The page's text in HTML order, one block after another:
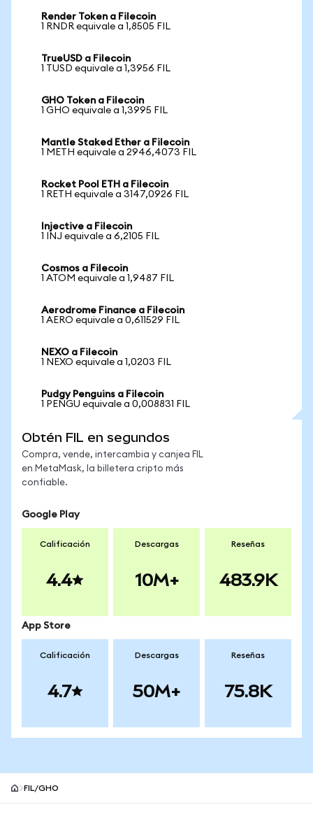
Render Token a Filecoin
1 RNDR equivale a 1,8505 FIL
TrueUSD a Filecoin
1 TUSD equivale a 1,3956 FIL
GHO Token a Filecoin
1 GHO equivale a 1,3995 FIL
Mantle Staked Ether a Filecoin
1 METH equivale a 2946,4073 FIL
Rocket Pool ETH a Filecoin
1 RETH equivale a 3147,0926 FIL
Injective a Filecoin
1 INJ equivale a 6,2105 FIL
Cosmos a Filecoin
1 ATOM equivale a 1,9487 FIL
Aerodrome Finance a Filecoin
1 AERO equivale a 0,611529 FIL
NEXO a Filecoin
1 NEXO equivale a 1,0203 FIL
Pudgy Penguins a Filecoin
1 PENGU equivale a 0,008831 FIL
Obtén FIL en segundos
Compra, vende, intercambia y canjea FIL
en MetaMask, la billetera cripto más
confiable.
Google Play
Calificación
4.4
Descargas
10M+
Reseñas
483.9K
App Store
Calificación
4.7
Descargas
50M+
Reseñas
75.8K
FIL/GHO